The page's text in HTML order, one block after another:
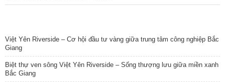
Việt Yên Riverside – Cơ hội đầu tư vàng giữa trung tâm công nghiệp Bắc
Giang
Biệt thự ven sông Việt Yên Riverside – Sống thượng lưu giữa miền xanh
Bắc Giang